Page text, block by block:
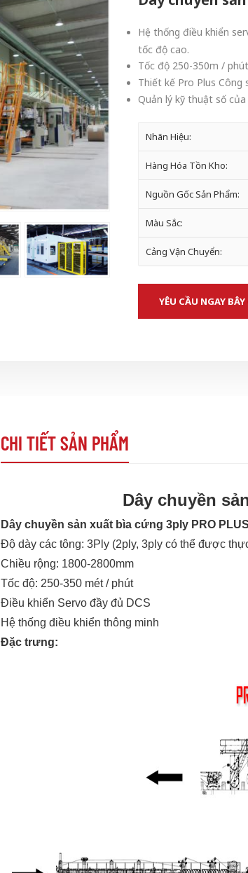
Hệ thống điều khiển
tốc độ cao.
Tốc độ 250-350m /
Thiết kế Pro Plus
Quản lý kỹ thuật số
Nhãn Hiệu:
Hàng Hóa Tồn Kho:
Nguồn Gốc Sản Phẩm:
Màu Sắc:
Cảng Vận Chuyển:
YÊU CẦU NGAY
CHI TIẾT SẢN PHẨM
Dây chuyền
Dây chuyền sản xuất bìa cứng 3ply PRO PLUS
Độ dày các tông: 3Ply (2ply, 3ply có thể được
Chiều rộng: 1800-2800mm
Tốc độ: 250-350 mét / phút
Điều khiển Servo đầy đủ DCS
Hệ thống điều khiển thông minh
Đặc trưng: